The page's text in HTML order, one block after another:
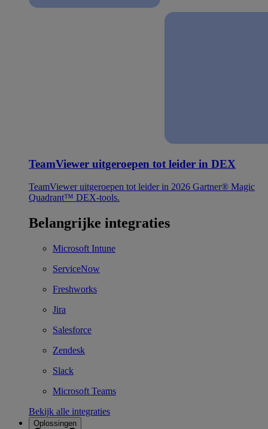
TeamViewer uitgeroepen tot leider in DEX
TeamViewer uitgeroepen tot leider in 2026 Gartner® Magic
Quadrant™ DEX-tools.
Belangrijke integraties
Microsoft Intune
ServiceNow
Freshworks
Jira
Salesforce
Zendesk
Slack
Microsoft Teams
Bekijk alle integraties
Oplossingen